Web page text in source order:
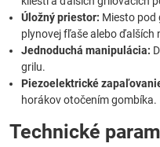
Úložný priestor: Miesto pod
plynovej fľaše alebo ďalších
Jednoduchá manipulácia:
grilu.
Piezoelektrické
horákov otočením gombíka.
Technické